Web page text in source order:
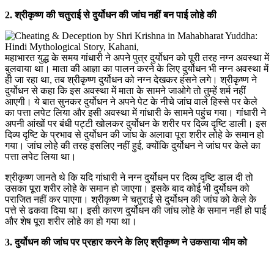
2. श्रीकृष्ण की चतुराई से दुर्योधन की जांघ नहीं बन पाई लोहे की
महाभारत युद्ध के समय गांधारी ने अपने पुत्र दुर्योधन को पूरी तरह नग्न अवस्था में
बुलवाया था। माता की आज्ञा का पालन करने के लिए दुर्योधन भी नग्न अवस्था में
ही जा रहा था, तब श्रीकृष्ण दुर्योधन को नग्न देखकर हंसने लगे। श्रीकृष्ण ने
दुर्योधन से कहा कि इस अवस्था में माता के सामने जाओगे तो तुम्हें शर्म नहीं
आएगी। ये बात सुनकर दुर्योधन ने अपने पेट के नीचे जांघ वाले हिस्से पर केले
का पत्ता लपेट लिया और इसी अवस्था में गांधारी के सामने पहुंच गया। गांधारी ने
अपनी आंखों पर बंधी पट्टी खोलकर दुर्योधन के शरीर पर दिव्य दृष्टि डाली। इस
दिव्य दृष्टि के प्रभाव से दुर्योधन की जांघ के अलावा पूरा शरीर लोहे के समान हो
गया। जांघ लोहे की तरह इसलिए नहीं हुई, क्योंकि दुर्योधन ने जांघ पर केले का
पत्ता लपेट लिया था।
श्रीकृष्ण जानते थे कि यदि गांधारी ने नग्न दुर्योधन पर दिव्य दृष्टि डाल दी तो
उसका पूरा शरीर लोहे के समान हो जाएगा। इसके बाद कोई भी दुर्योधन को
पराजित नहीं कर पाएगा। श्रीकृष्ण ने चतुराई से दुर्योधन की जांघ को केले के
पत्ते से ढकवा दिया था। इसी कारण दुर्योधन की जांघ लोहे के समान नहीं हो पाई
और शेष पूरा शरीर लोहे का हो गया था।
3. दुर्योधन की जांघ पर प्रहार करने के लिए श्रीकृष्ण ने उकसाया भीम को